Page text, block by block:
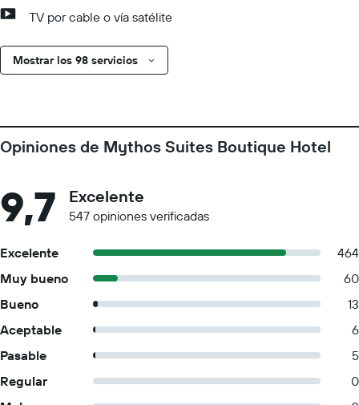
TV por cable o vía satélite
Mostrar los 98 servicios
Opiniones de Mythos Suites Boutique Hotel
9,7 Excelente
547 opiniones verificadas
Excelente
464
Muy bueno
60
Bueno
13
Aceptable
6
Pasable
5
Regular
0